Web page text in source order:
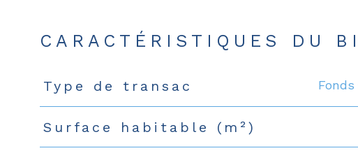
CARACTÉRISTIQUES DU
Caractéristiques Valeurs
Type de transac
Surface habitable (m²)